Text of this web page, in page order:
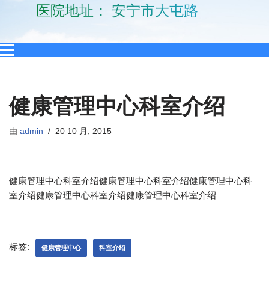
医院地址： 安宁市大屯路10
健康管理中心科室介绍
由 admin 20 10 月, 2015
健康管理中心科室介绍健康管理中心科室介绍健康管理中心科
室介绍健康管理中心科室介绍健康管理中心科室介绍
标签: 健康管理中心 科室介绍